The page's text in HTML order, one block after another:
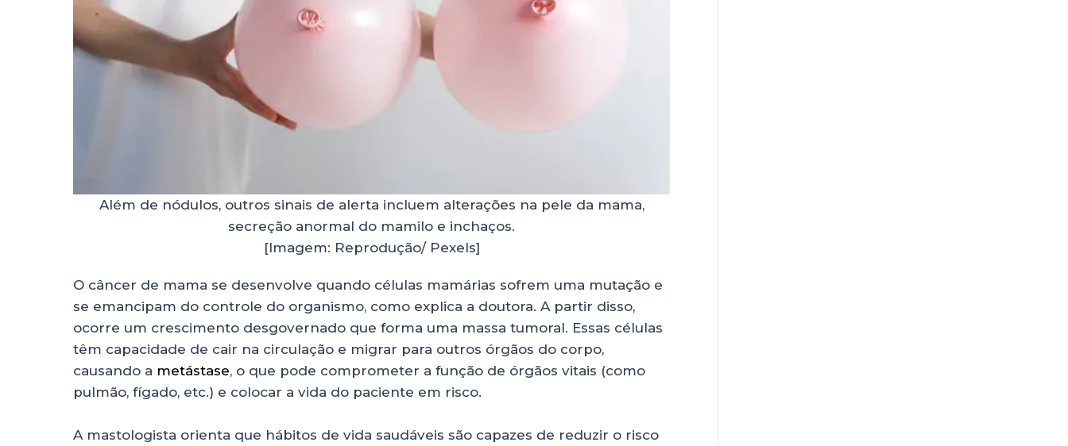
Além de nódulos, outros sinais de alerta incluem alterações na pele da mama,
secreção anormal do mamilo e inchaços.
[Imagem: Reprodução/ Pexels]
O câncer de mama se desenvolve quando células mamárias sofrem uma mutação e
se emancipam do controle do organismo, como explica a doutora. A partir disso,
ocorre um crescimento desgovernado que forma uma massa tumoral. Essas células
têm capacidade de cair na circulação e migrar para outros órgãos do corpo,
causando a metástase, o que pode comprometer a função de órgãos vitais (como
pulmão, fígado, etc.) e colocar a vida do paciente em risco.
A mastologista orienta que hábitos de vida saudáveis são capazes de reduzir o risco